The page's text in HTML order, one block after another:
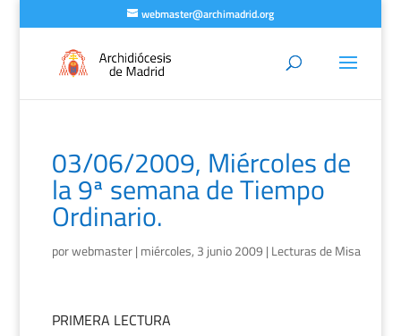
webmaster@archimadrid.org
03/06/2009, Miércoles de
la 9ª semana de Tiempo
Ordinario.
porwebmaster| miércoles, 3 junio 2009 | Lecturas de Misa
PRIMERA LECTURA